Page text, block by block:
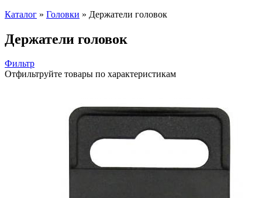
Каталог » Головки » Держатели головок
Держатели головок
Фильтр
Отфильтруйте товары по характеристикам